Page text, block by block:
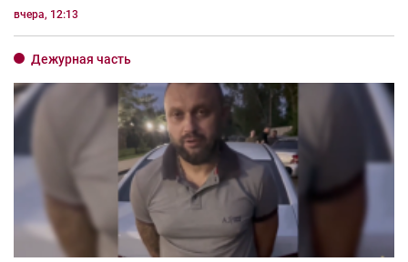
вчера, 12:13
Дежурная часть